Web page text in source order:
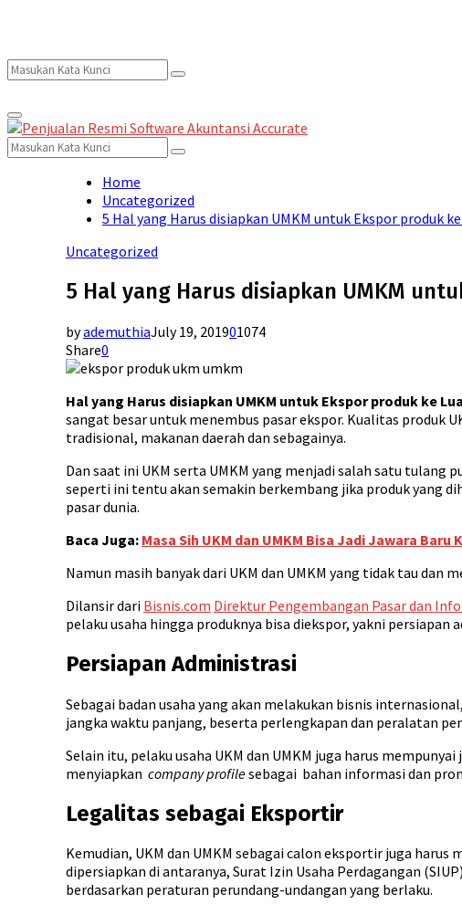
Search
for:
Search
Primary
Menu
Search
for:
Search
Home
Uncategorized
5 Hal yang Harus disiapkan UMKM untuk Ekspor produk
Uncategorized
5 Hal yang Harus disiapkan UMKM
byademuthiaJuly 19, 201901074
Share0
Hal yang Harus disiapkan UMKM untuk Ekspor produk ke
sangat besar untuk menembus pasar ekspor. Kualitas produk
tradisional, makanan daerah dan sebagainya.
Dan saat ini UKM serta UMKM yang menjadi salah satu
seperti ini tentu akan semakin berkembang jika produk yang
pasar dunia.
Baca Juga: Masa Sih UKM dan UMKM Bisa Jadi Jawara
Namun masih banyak dari UKM dan UMKM yang tidak tau dan
Dilansir dari Bisnis.com Direktur Pengembangan Pasar dan
pelaku usaha hingga produknya bisa diekspor, yakni
Persiapan Administrasi
Sebagai badan usaha yang akan melakukan bisnis
jangka waktu panjang, beserta perlengkapan dan peralatan
Selain itu, pelaku usaha UKM dan UMKM juga harus
menyiapkan company profilesebagai bahan informasi dan
Legalitas sebagai Eksportir
Kemudian, UKM dan UMKM sebagai calon eksportir juga
dipersiapkan di antaranya, Surat Izin Usaha Perdagangan
berdasarkan peraturan perundang-undangan yang berlaku.